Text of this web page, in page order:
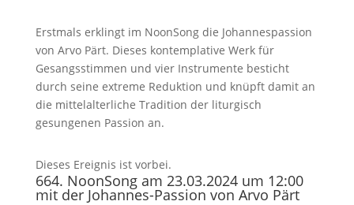
Erstmals erklingt im NoonSong die Johannespassion
von Arvo Pärt. Dieses kontemplative Werk für
Gesangsstimmen und vier Instrumente besticht
durch seine extreme Reduktion und knüpft damit an
die mittelalterliche Tradition der liturgisch
gesungenen Passion an.
Dieses Ereignis ist vorbei.
664. NoonSong am 23.03.2024 um 12:00
mit der Johannes-Passion von Arvo Pärt